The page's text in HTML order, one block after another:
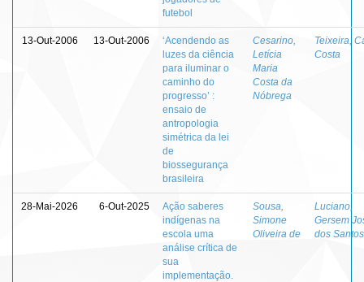
futebol
13-Out-2006 13-Out-2006
‘Acendendo as
luzes da ciência
para iluminar o
caminho do
progresso’ :
ensaio de
antropologia
simétrica da lei
de
biossegurança
brasileira
Cesarino,
Letícia
Maria
Costa da
Nóbrega
Teixeira,
Costa
28-Mai-2026 6-Out-2025
Ação saberes
indígenas na
escola uma
análise crítica de
sua
implementação.
Sousa,
Simone
Oliveira de
Luciano,
Gersem
dos Santos